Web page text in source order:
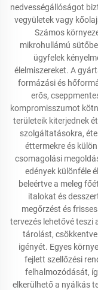
nedvességállóságot
vegyületek vagy
Számos
mikrohullámú
ügyfelek
élelmiszereket. A
formázási és
erős,
kompromisszumot
területeik kiterjednek
szolgáltatásokra,
éttermekre és
csomagolási
edények különféle
beleértve a meleg
italokat és
megőrzést és
tervezés lehetővé teszi
tárolást,
igényét. Egyes
fejlett szellőzési
felhalmozódását,
elkerülhető a nyálkás